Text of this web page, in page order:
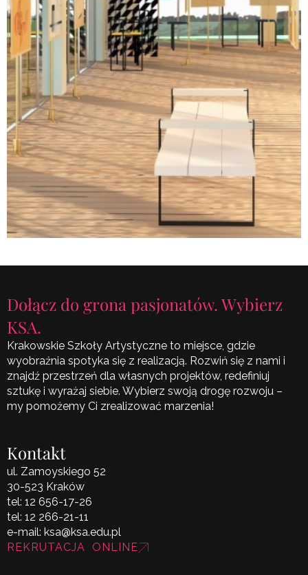
Dołącz do grona pasjonatów. Wybierz
KSA.
Krakowskie Szkoły Artystyczne to miejsce, gdzie
wyobraźnia spotyka się z realizacją. Rozwiń się z nami i
znajdź przestrzeń dla własnych projektów, redefiniuj
sztukę i wyrażaj siebie. Wybierz swoją drogę rozwoju –
my pomożemy Ci zrealizować marzenia!
Kontakt
ul. Zamoyskiego 52
30-523 Kraków
tel: 12 656-17-26
tel: 12 266-21-11
e-mail: ksa@ksa.edu.pl
REKRUTACJA ONLINE